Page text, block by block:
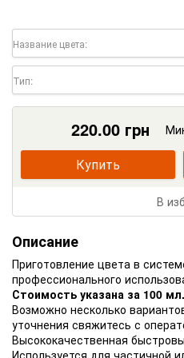
Название цвета:
Тип:
220.00грн
Купить
В
Описание
Приготовление цвета в
профессионального
Стоимость указана за 100 мл.
Возможно несколько
уточнения свяжитесь с
Высококачественная